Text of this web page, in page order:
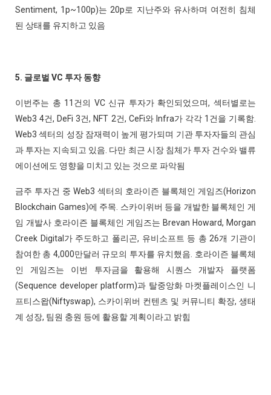
Sentiment, 1p~100p)는 20p로 지난주와 유사하며 여전히 침체
된 상태를 유지하고 있음
5. 글로벌 VC 투자 동향
이번주는 총 11건의 VC 신규 투자가 확인되었으며, 섹터별로는
Web3 4건, DeFi 3건, NFT 2건, CeFi와 Infra가 각각 1건을 기록함.
Web3 섹터의 성장 잠재력이 높게 평가되며 기관 투자자들의 관심
과 투자는 지속되고 있음. 다만 최근 시장 침체가 투자 건수와 밸류
에이션에도 영향을 미치고 있는 것으로 파악됨
금주 투자건 중 Web3 섹터의 호라이즌 블록체인 게임즈(Horizon
Blockchain Games)에 주목. 스카이위버 등을 개발한 블록체인 게
임 개발사 호라이즌 블록체인 게임즈는 Brevan Howard, Morgan
Creek Digital가 주도하고 폴리곤, 유비소프트 등 총 26개 기관이
참여한 총 4,000만달러 규모의 투자를 유치했음. 호라이즌 블록체
인 게임즈는 이번 투자금을 활용해 시퀀스 개발자 플랫폼
(Sequence developer platform)과 탈중앙화 마켓플레이스인 니
프티스왑(Niftyswap), 스카이위버 컨텐츠 및 커뮤니티 확장, 생태
계 성장, 팀원 충원 등에 활용할 계획이라고 밝힘